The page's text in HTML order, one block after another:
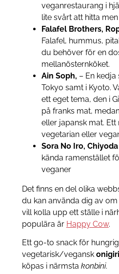
veganrestaurang i
lite svårt att hitta
Falafel Brothers,
Falafel, hummus,
du behöver för en
mellanösternköket.
Ain Soph, – En
Tokyo samt i Kyoto.
ett eget tema, den i
på franks mat,
eller japansk mat.
vegetarian eller
Sora No Iro, Chiyoda
kända ramenstället
veganer
Det finns en del olika
du kan använda dig av
vill kolla upp ett ställe i
populära är Happy Cow.
Ett go-to snack för
vegetarisk/vegansk onigiri
köpas i närmsta konbini.